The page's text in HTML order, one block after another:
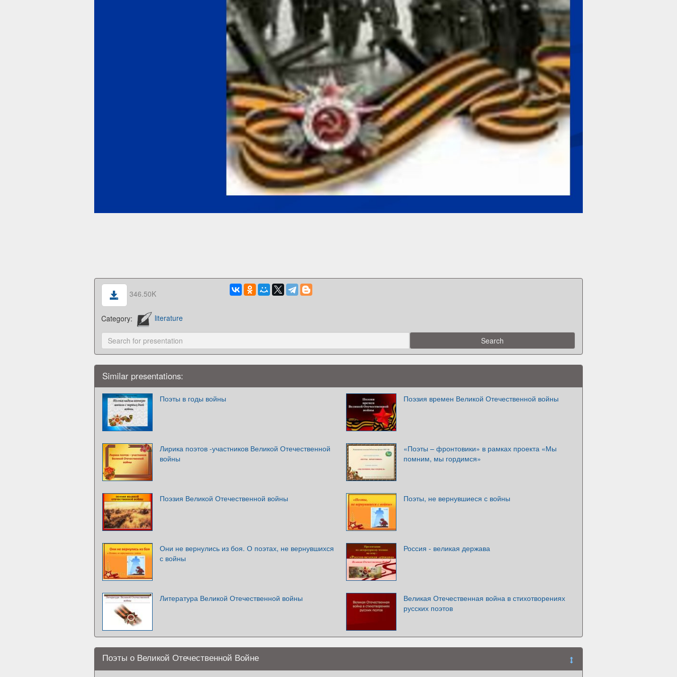
346.50K
Category: literature
Similar presentations:
Поэты в годы войны Поэзия времен Великой Отечественной войны
Лирика поэтов -участников Великой Отечественной
войны
«Поэты – фронтовики» в рамках проекта «Мы
помним, мы гордимся»
Поэзия Великой Отечественной войны Поэты, не вернувшиеся с войны
Они не вернулись из боя. О поэтах, не вернувшихся
с войны
Россия - великая держава
Литература Великой Отечественной войны
Великая Отечественная война в стихотворениях
русских поэтов
Поэты о Великой Отечественной Войне